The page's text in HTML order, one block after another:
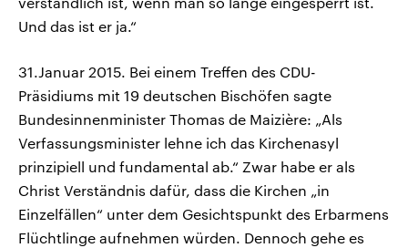
Und das ist er ja.“
31.Januar 2015. Bei einem Treffen des CDU-
Präsidiums mit 19 deutschen Bischöfen sagte
Bundesinnenminister Thomas de Maizière: „Als
Verfassungsminister lehne ich das Kirchenasyl
prinzipiell und fundamental ab.“ Zwar habe er als
Christ Verständnis dafür, dass die Kirchen „in
Einzelfällen“ unter dem Gesichtspunkt des Erbarmens
Flüchtlinge aufnehmen würden. Dennoch gehe es